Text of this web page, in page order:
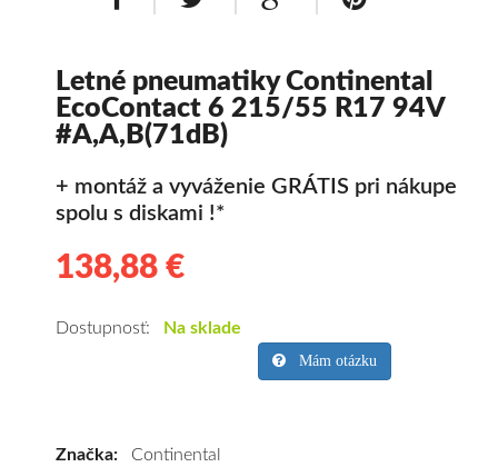
Letné pneumatiky Continental
EcoContact 6 215/55 R17 94V
#A,A,B(71dB)
+ montáž a vyváženie GRÁTIS pri nákupe
spolu s diskami !*
138,88 €
pneumatiky
EcoContact
Dostupnosť: Na sklade
Mám otázku
Značka: Continental